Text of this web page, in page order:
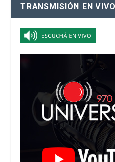
TRANSMISIÓN EN VIVO